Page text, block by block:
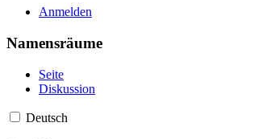
Anmelden
Namensräume
Seite
Diskussion
Deutsch